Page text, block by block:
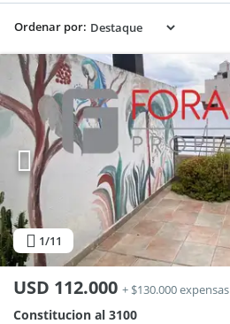
Ordenar por:
1/11
USD 112.000 + $130.000 expensas
Constitucion al 3100